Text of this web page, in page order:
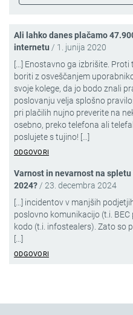
Ali lahko danes plačamo
internetu / 1. junija 2020
[…] Enostavno ga izbrišite.
boriti z osveščanjem
svoje kolege, da jo bodo znali
poslovanju velja splošno
pri plačilih nujno preverite na
osebno, preko telefona ali
poslujete s tujino! […]
ODGOVORI
Varnost in nevarnost na
2024?/ 23. decembra 2024
[…] incidentov v manjših
poslovno komunikacijo (t.i.
kodo (t.i. infostealers). Zato so
[…]
ODGOVORI